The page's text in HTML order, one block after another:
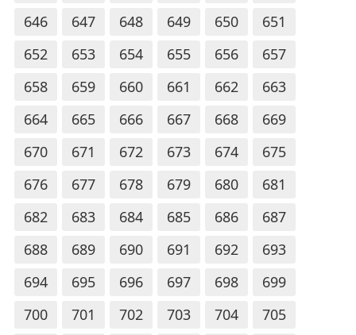
646
647 648 649 650
651
652
653 654 655 656
657
658
659 660 661 662
663
664
665 666 667 668
669
670
671 672 673 674
675
676
677 678 679 680
681
682
683 684 685 686
687
688
689 690 691 692
693
694
695 696 697 698
699
700
701 702 703 704 705